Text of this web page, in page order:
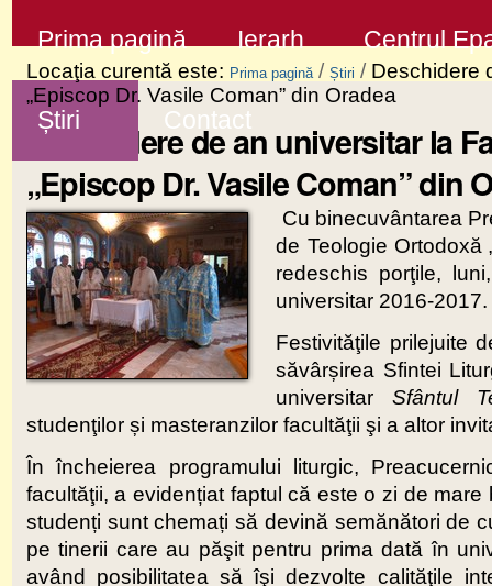
la
conţinut
Sari
la
navigare
Prima pagină Ierarh Centrul
Știri Contact
Locaţia curentă este: Prima pagină / Știri / Deschidere
„Episcop Dr. Vasile Coman” din Oradea
Deschidere de an universitar la
„Episcop Dr. Vasile Coman” din
Cu binecuvântarea
de Teologie Ortodoxă
redeschis porţile,
universitar 2016-2017.
Festivităţile prilejuite
săvârșirea Sfintei
universitarSfântul
studenţilor și masteranzilor facultăţii şi a altor
În încheierea programului liturgic,
facultăţii, a evidențiat faptul că este o zi de
studenți sunt chemați să devină semănători de
pe tinerii care au păşit pentru prima dată în
având posibilitatea să îşi dezvolte calităţile